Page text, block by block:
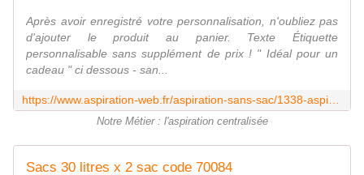
Après avoir enregistré votre personnalisation, n'oubliez pas
d'ajouter le produit au panier. Texte Étiquette
personnalisable sans supplément de prix ! " Idéal pour un
cadeau " ci dessous - san...
Notre Métier : l'aspiration centralisée
Sacs 30 litres x 2 sac code 70084